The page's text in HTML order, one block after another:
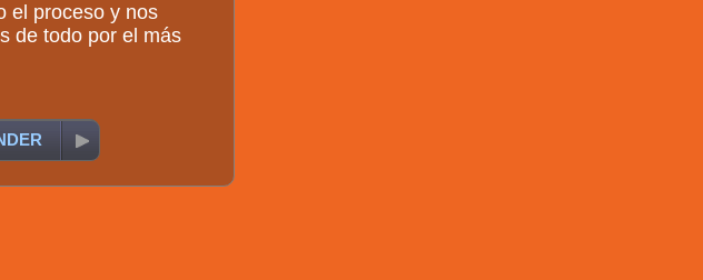
el proceso y nos
de todo por el más